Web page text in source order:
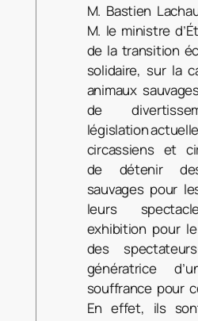
M. Bastien
M. le ministre
de la transition
solidaire, sur la
animaux
de
législation
circassiens et
de détenir
sauvages pour
leurs
exhibition pour
des
génératrice
souffrance pour
En effet, ils